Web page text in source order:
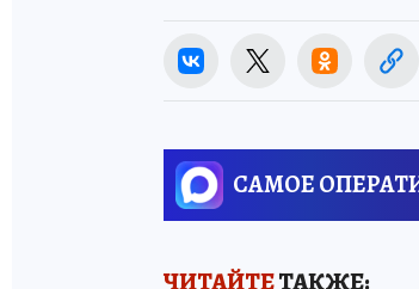
САМОЕ
ЧИТАЙТЕТАКЖЕ: